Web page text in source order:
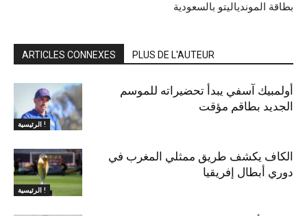
بطاقة الموندياليتو بالسعودية
ARTICLES CONNEXES PLUS DE L'AUTEUR
الرئيسية !
أولمبيك آسفي يبدأ تحضيراته للموسم
الجديد بطاقم مؤقت
الرئيسية !
الكاف يكشف طريق ممثلي المغرب في
دوري أبطال إفريقيا